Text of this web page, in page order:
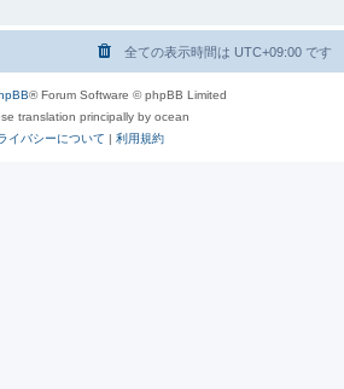
全ての表示時間は UTC+09:00 です
® Forum Software © phpBB Limited
translation principally by ocean
イバシーについて | 利用規約